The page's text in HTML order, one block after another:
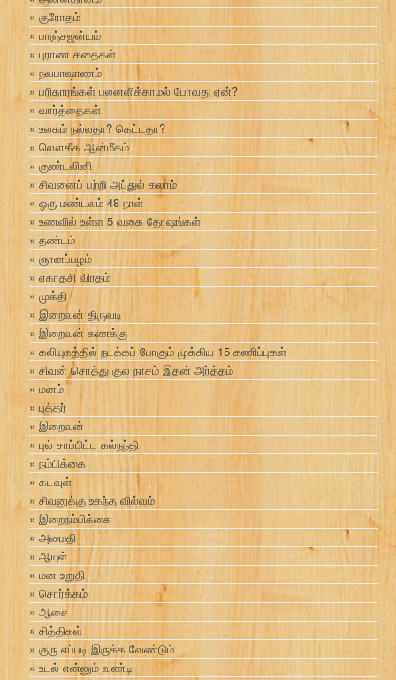
குரோதம்
பாஞ்சஜன்யம்
புராண கதைகள்
நவபாஷாணம்
பரிகாரங்கள் பலனளிக்காமல் போவது ஏன்?
வார்த்தைகள்
உலகம் நல்லதா? கெட்டதா?
லௌகீக ஆன்மீகம்
குண்டலினி
சிவனைப் பற்றி அப்துல் கலாம்
ஒரு மண்டலம் 48 நாள்
உணவில் உள்ள 5 வகை தோஷங்கள்
தண்டம்
ஞானப்பழம்
ஏகாதசி விரதம்
முக்தி
இறைவன் திருவடி
இறைவன் கணக்கு
கலியுகத்தில் நடக்கப் போகும் முக்கிய 15 கணிப்புகள்
சிவன் சொத்து குல நாசம் இதன் அர்த்தம்
மனம்
புத்தர்
இறைவன்
புல் சாப்பிட்ட கல்நந்தி
நம்பிக்கை
கடவுள்
சிவனுக்கு உகந்த வில்வம்
இறைநம்பிக்கை
அமைதி
ஆயுள்
மன உறுதி
சொர்க்கம்
ஆசை
சித்திகள்
குரு எப்படி இருக்க வேண்டும்
உடல் என்னும் வண்டி